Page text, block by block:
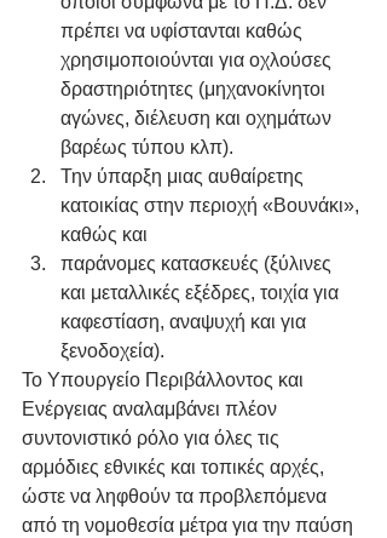
πρέπει να υφίστανται καθώς
χρησιμοποιούνται για οχλούσες
δραστηριότητες (μηχανοκίνητοι
αγώνες, διέλευση και οχημάτων
βαρέως τύπου κλπ).
Την ύπαρξη μιας αυθαίρετης
κατοικίας στην περιοχή «Βουνάκι»,
καθώς και
παράνομες κατασκευές (ξύλινες
και μεταλλικές εξέδρες, τοιχία για
καφεστίαση, αναψυχή και για
ξενοδοχεία).
Το Υπουργείο Περιβάλλοντος και
Ενέργειας αναλαμβάνει πλέον
συντονιστικό ρόλο για όλες τις
αρμόδιες εθνικές και τοπικές αρχές,
ώστε να ληφθούν τα προβλεπόμενα
από τη νομοθεσία μέτρα για την παύση